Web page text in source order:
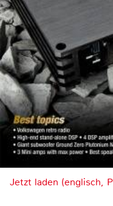
Jetzt laden (englisch,